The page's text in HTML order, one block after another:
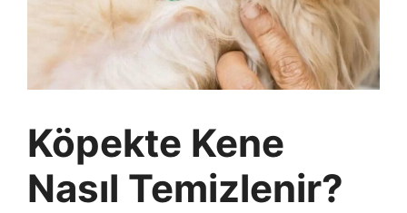
Köpekte Kene
Nasıl Temizlenir?